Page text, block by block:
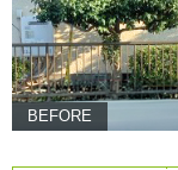
BEFORE